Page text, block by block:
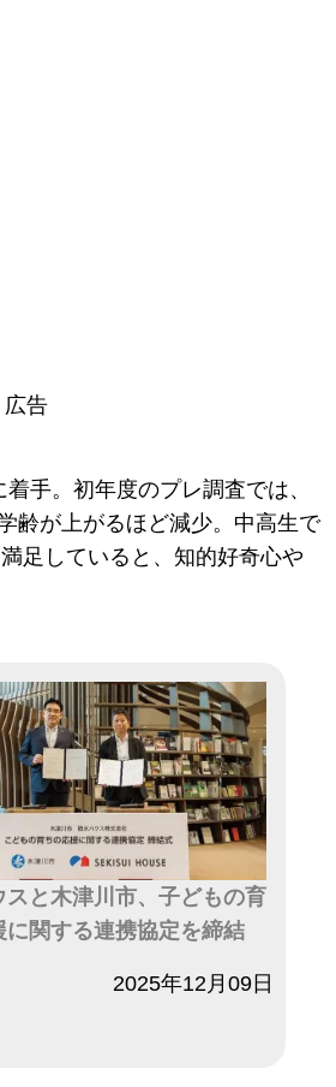
広告
手。初年度のプレ調査では、
齢が上がるほど減少。中高生で
足していると、知的好奇心や
スと木津川市、子どもの育
に関する連携協定を締結
2025年12月09日